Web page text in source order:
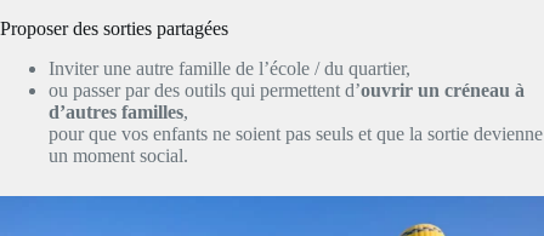
Proposer des sorties partagées
Inviter une autre famille de l’école / du quartier,
ou passer par des outils qui permettent d’ouvrir un créneau à
d’autres familles,
pour que vos enfants ne soient pas seuls et que la sortie devienne
un moment social.